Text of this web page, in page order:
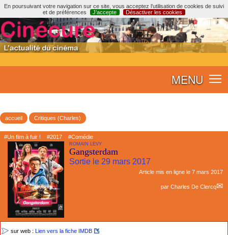
En poursuivant votre navigation sur ce site, vous acceptez l’utilisation de cookies de suivi
et de préférences
J’accepte Désactiver les cookies
MENU
accueil Critiques (Charles)
#Un film à fuir ! #2017 #Comédie
ROMAIN LEVY
Gangsterdam
Sortie le 29 mars 2017
Article mis en ligne le 7 mars 2017
par Charles De Clercq
sur web : Lien vers la fiche IMDB